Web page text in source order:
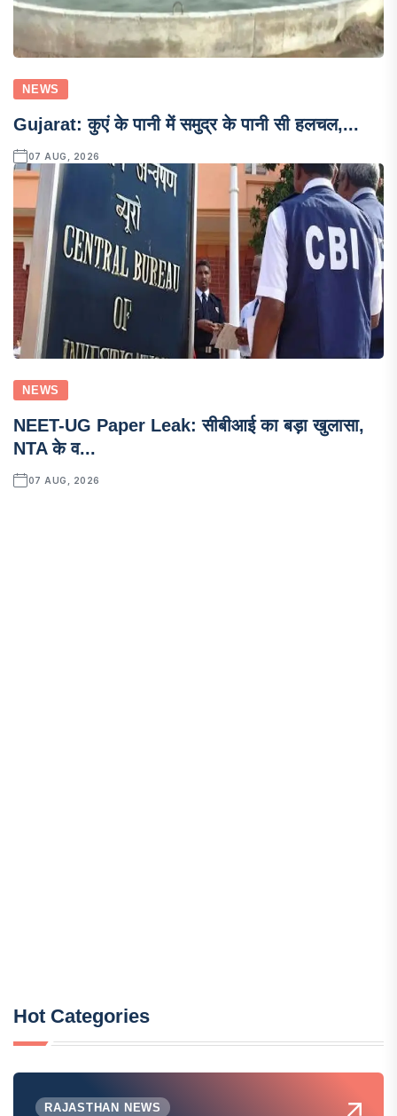
NEWS
Gujarat: कुएं के पानी में समुद्र के पानी सी हलचल,...
07 AUG, 2026
NEWS
NEET-UG Paper Leak: सीबीआई का बड़ा खुलासा,
NTA के व...
07 AUG, 2026
Hot Categories
RAJASTHAN NEWS